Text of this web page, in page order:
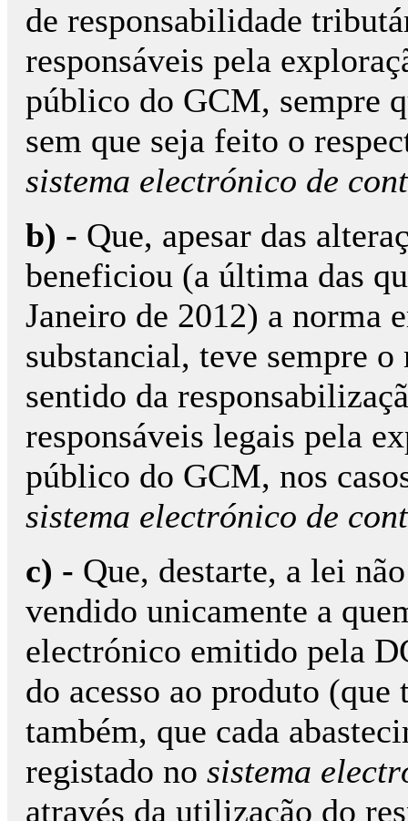
de responsabilidade
responsáveis pela
público do GCM, sempre
sem que seja feito o
sistema electrónico de
b) - Que, apesar das
beneficiou (a última das
Janeiro de 2012) a norma
substancial, teve sempre
sentido da
responsáveis legais pela
público do GCM, nos
sistema electrónico de
c) - Que, destarte, a lei
vendido unicamente a
electrónico emitido pela
do acesso ao produto
também, que cada
registado no sistema
através da utilização do